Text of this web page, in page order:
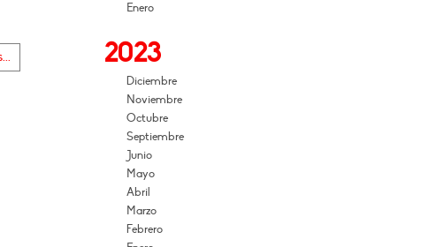
Enero
2023
Diciembre
Noviembre
Octubre
Septiembre
Junio
Mayo
Abril
Marzo
Febrero